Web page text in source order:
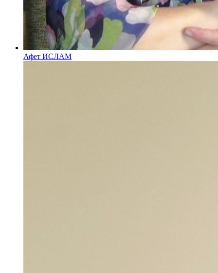
Афет ИСЛАМ